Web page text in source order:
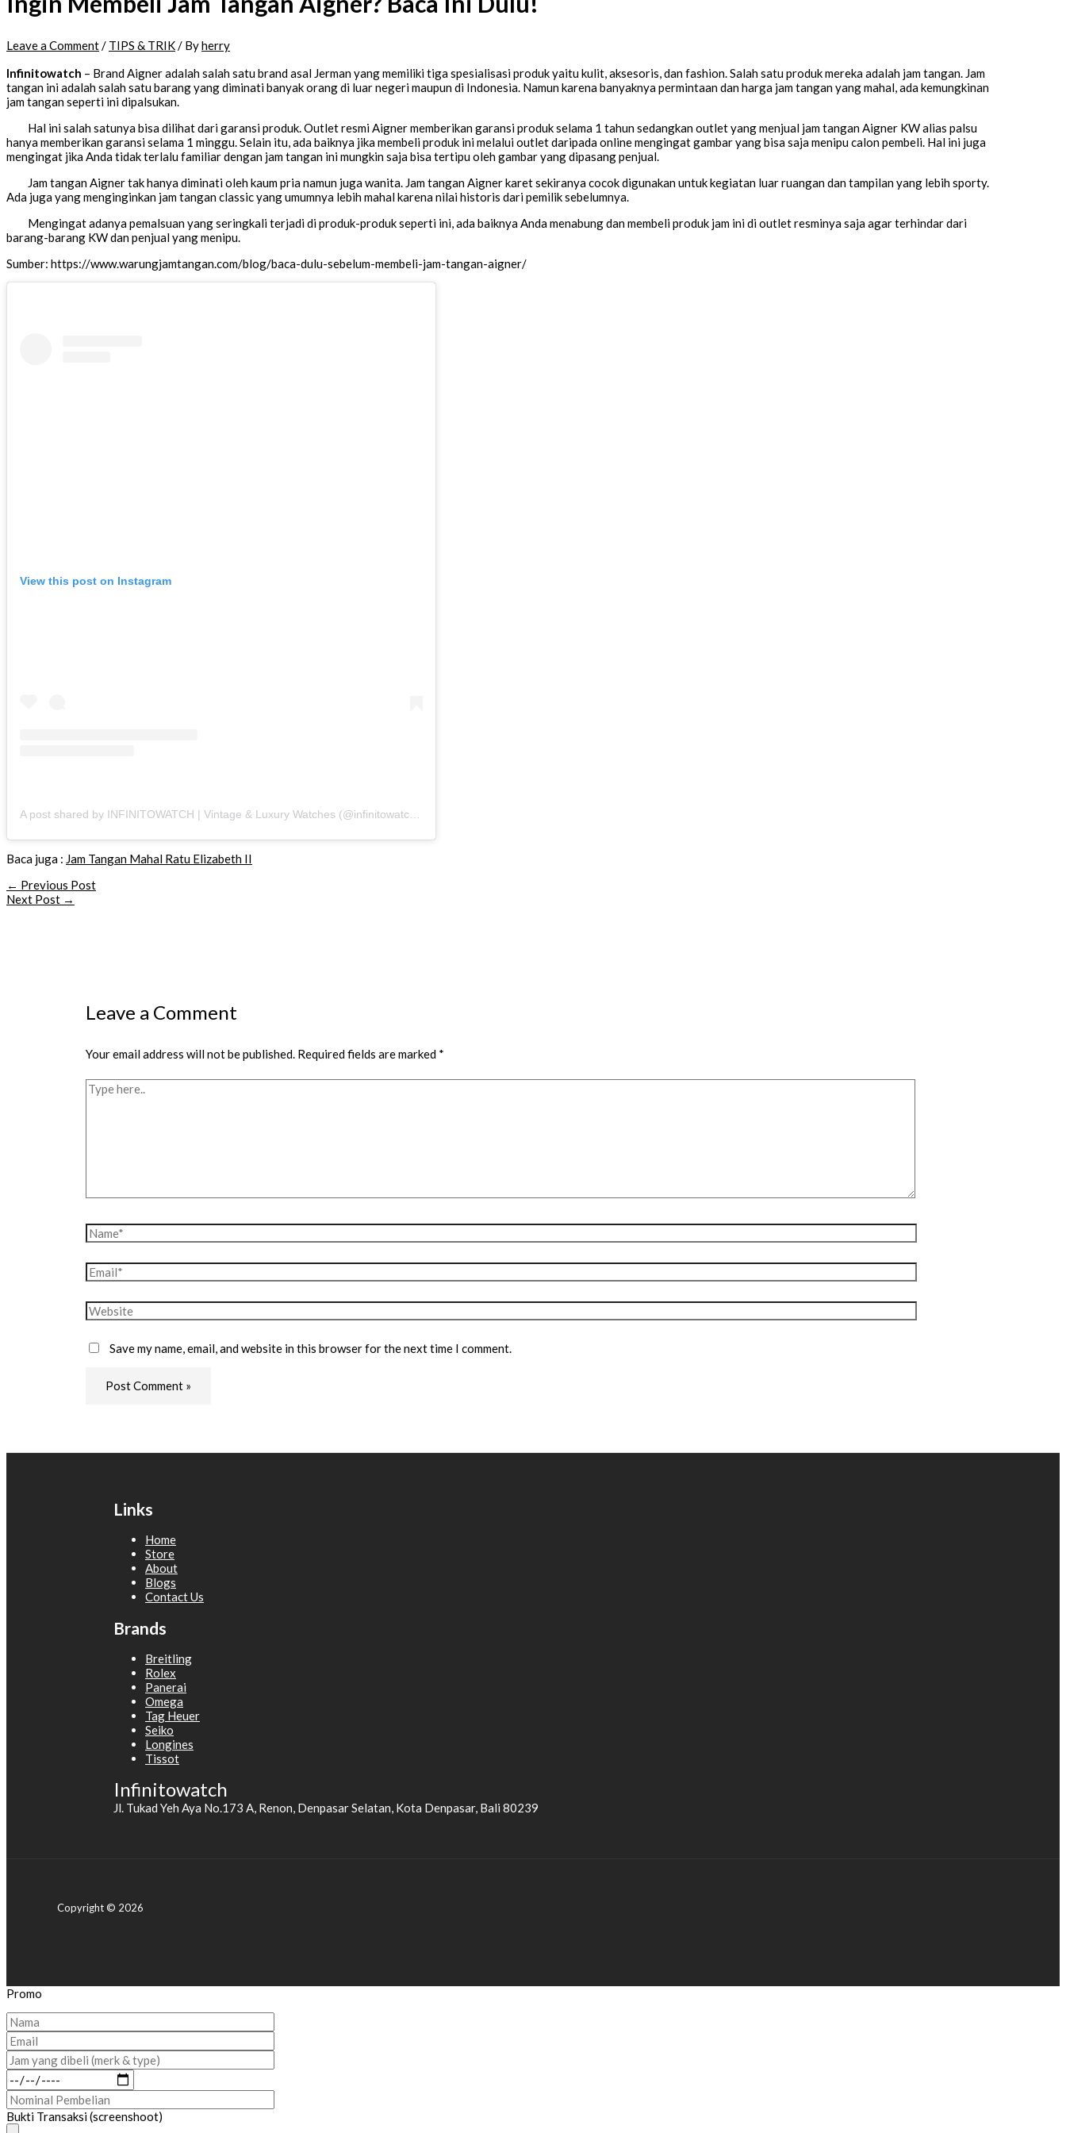
Leave a Comment/ TIPS & TRIK/ Byherry
Infinitowatch – Brand Aigner adalah salah satu brand asal Jerman yang memiliki tiga spesialisasi produk yaitu kulit, aksesoris, dan fashion. Salah satu produk mereka adalah jam tangan. Jam
tangan ini adalah salah satu barang yang diminati banyak orang di luar negeri maupun di Indonesia. Namun karena banyaknya permintaan dan harga jam tangan yang mahal, ada kemungkinan
jam tangan seperti ini dipalsukan.
Hal ini salah satunya bisa dilihat dari garansi produk. Outlet resmi Aigner memberikan garansi produk selama 1 tahun sedangkan outlet yang menjual jam tangan Aigner KW alias palsu
hanya memberikan garansi selama 1 minggu. Selain itu, ada baiknya jika membeli produk ini melalui outlet daripada online mengingat gambar yang bisa saja menipu calon pembeli. Hal ini juga
mengingat jika Anda tidak terlalu familiar dengan jam tangan ini mungkin saja bisa tertipu oleh gambar yang dipasang penjual.
Jam tangan Aigner tak hanya diminati oleh kaum pria namun juga wanita. Jam tangan Aigner karet sekiranya cocok digunakan untuk kegiatan luar ruangan dan tampilan yang lebih sporty.
Ada juga yang menginginkan jam tangan classic yang umumnya lebih mahal karena nilai historis dari pemilik sebelumnya.
Mengingat adanya pemalsuan yang seringkali terjadi di produk-produk seperti ini, ada baiknya Anda menabung dan membeli produk jam ini di outlet resminya saja agar terhindar dari
barang-barang KW dan penjual yang menipu.
Sumber: https://www.warungjamtangan.com/blog/baca-dulu-sebelum-membeli-jam-tangan-aigner/
View this post on Instagram
A post shared by INFINITOWATCH | Vintage & Luxury Watches (@infinitowatch.id)
Baca juga : Jam Tangan Mahal Ratu Elizabeth II
Post
navigation
← Previous Post
Next Post →
Leave a Comment
Your email address will not be published. Required fields are marked *
Type
here..
Name*
Email*
Website
Save my name, email, and website in this browser for the next time I comment.
Links
Home
Store
About
Blogs
Contact Us
Brands
Breitling
Rolex
Panerai
Omega
Tag Heuer
Seiko
Longines
Tissot
Infinitowatch
Jl. Tukad Yeh Aya No.173 A, Renon, Denpasar Selatan, Kota Denpasar, Bali 80239
Copyright © 2026
Promo
Bukti Transaksi (screenshoot)